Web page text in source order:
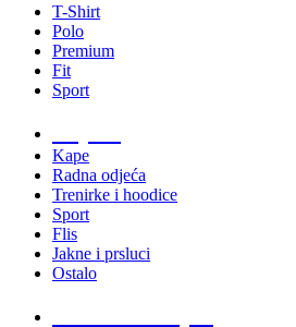
T-Shirt
Polo
Premium
Fit
Sport
Kape
Radna odjeća
Trenirke i hoodice
Sport
Flis
Jakne i prsluci
Ostalo